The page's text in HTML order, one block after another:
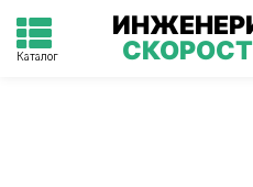
Каталог